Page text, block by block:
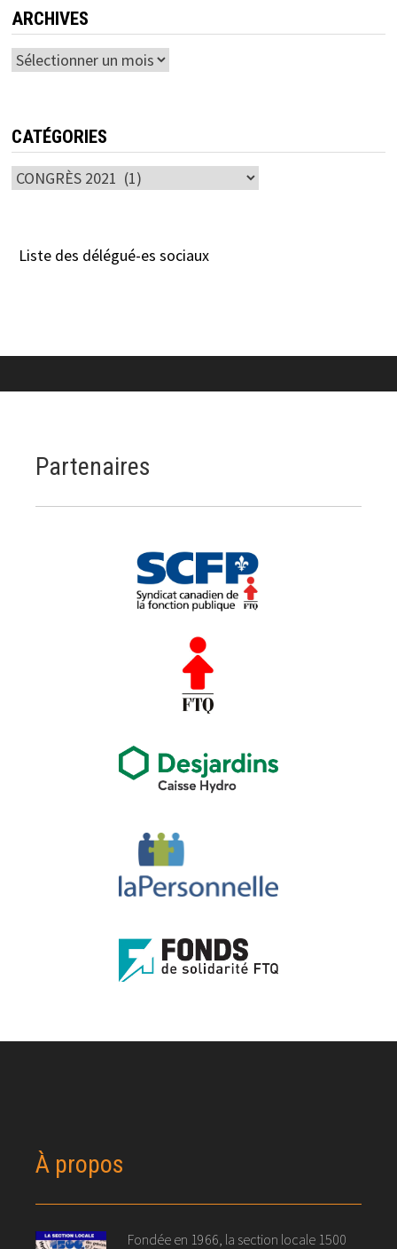
ARCHIVES
Archives
CATÉGORIES
Catégories
Liste des délégué-es sociaux
Partenaires
À propos
Fondée en 1966, la section locale 1500